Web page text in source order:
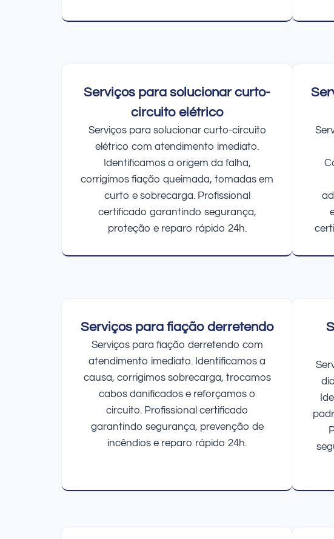
Serviços para solucionar curto-
circuito elétrico
Serviços para solucionar curto-circuito
elétrico com atendimento imediato.
Identificamos a origem da falha,
corrigimos fiação queimada, tomadas em
curto e sobrecarga. Profissional
certificado garantindo segurança,
proteção e reparo rápido 24h.
Serviços para fiação derretendo
Serviços para fiação derretendo com
atendimento imediato. Identificamos a
causa, corrigimos sobrecarga, trocamos
cabos danificados e reforçamos o
circuito. Profissional certificado
garantindo segurança, prevenção de
incêndios e reparo rápido 24h.